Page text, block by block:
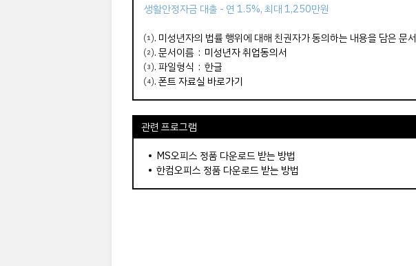
생활안정자금 대출 - 연 1.5%, 최대 1,250만원
⑴. 미성년자의 법률 행위에 대해 친권자가 동의하는 내용을 담은 문서
⑵. 문서이름 : 미성년자 취업동의서
⑶. 파일형식 : 한글
⑷.폰트 자료실 바로가기
관련 프로그램
• MS오피스 정품 다운로드 받는 방법
• 한컴오피스 정품 다운로드 받는 방법